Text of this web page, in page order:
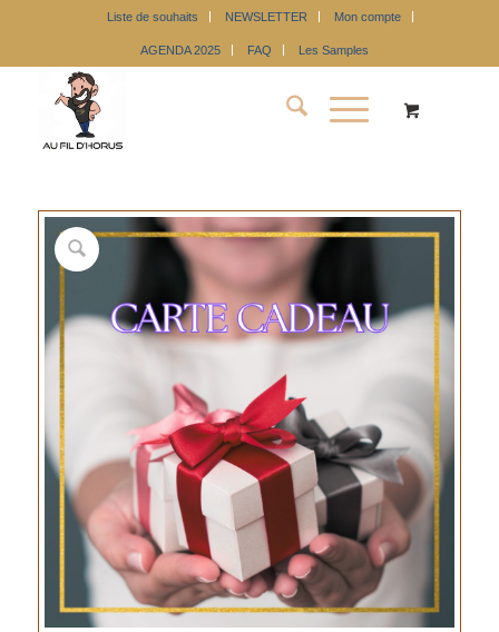
Liste de souhaits NEWSLETTER Mon compte
AGENDA 2025 FAQ Les Samples